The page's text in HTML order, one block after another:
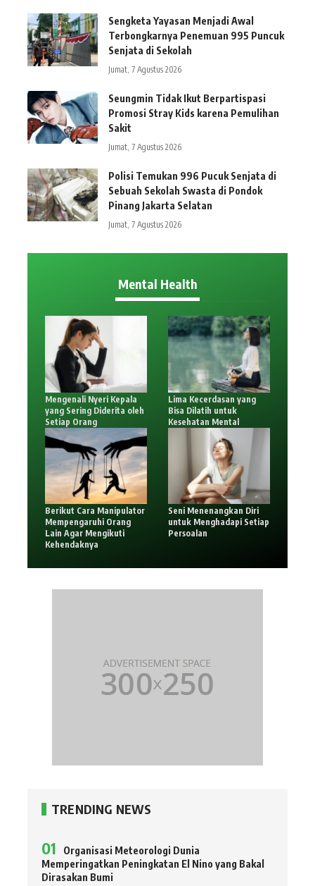
Sengketa Yayasan Menjadi Awal
Terbongkarnya Penemuan 995 Puncuk
Senjata di Sekolah
Jumat, 7 Agustus 2026
Seungmin Tidak Ikut Berpartispasi
Promosi Stray Kids karena Pemulihan
Sakit
Jumat, 7 Agustus 2026
Polisi Temukan 996 Pucuk Senjata di
Sebuah Sekolah Swasta di Pondok
Pinang Jakarta Selatan
Jumat, 7 Agustus 2026
Mental Health
Mengenali Nyeri Kepala
yang Sering Diderita oleh
Setiap Orang
Lima Kecerdasan yang
Bisa Dilatih untuk
Kesehatan Mental
Berikut Cara Manipulator
Mempengaruhi Orang
Lain Agar Mengikuti
Kehendaknya
Seni Menenangkan Diri
untuk Menghadapi Setiap
Persoalan
TRENDING NEWS
Organisasi Meteorologi Dunia
Memperingatkan Peningkatan El Nino yang Bakal
Dirasakan Bumi